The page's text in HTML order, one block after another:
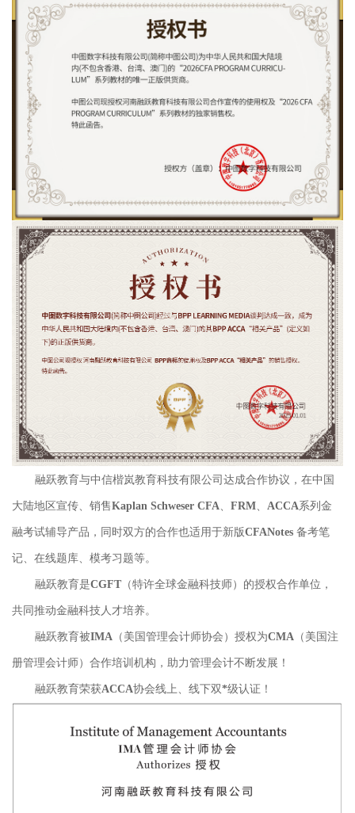
融跃教育与中信楷岚教育科技有限公司达成合作协议，在中国
大陆地区宣传、销售Kaplan Schweser CFA、FRM、ACCA系列金
融考试辅导产品，同时双方的合作也适用于新版CFANotes 备考笔
记、在线题库、模考习题等。
融跃教育是CGFT（特许全球金融科技师）的授权合作单位，
共同推动金融科技人才培养。
融跃教育被IMA（美国管理会计师协会）授权为CMA（美国注
册管理会计师）合作培训机构，助力管理会计不断发展！
融跃教育荣获ACCA协会线上、线下双*级认证！